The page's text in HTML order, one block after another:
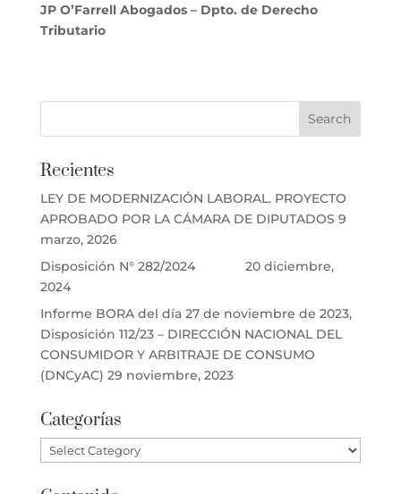
JP O’Farrell Abogados – Dpto. de Derecho
Tributario
Recientes
LEY DE MODERNIZACIÓN LABORAL. PROYECTO
APROBADO POR LA CÁMARA DE DIPUTADOS 9
marzo, 2026
Disposición N° 282/2024
20 diciembre,
2024
Informe BORA del día 27 de noviembre de 2023,
Disposición 112/23 – DIRECCIÓN NACIONAL DEL
CONSUMIDOR Y ARBITRAJE DE CONSUMO
(DNCyAC) 29 noviembre, 2023
Categorías
Categorías